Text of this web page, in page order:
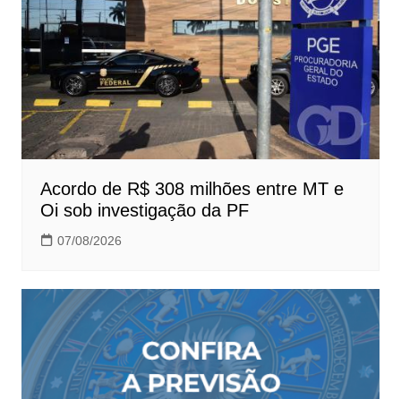
Acordo de R$ 308 milhões entre MT e
Oi sob investigação da PF
07/08/2026